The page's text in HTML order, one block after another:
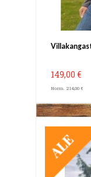
149,00 €
Norm. 214,00 €